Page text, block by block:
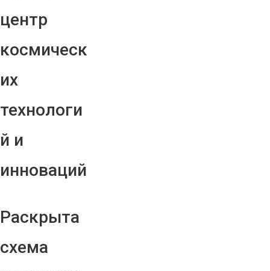
центр
космическ
их
технологи
й и
инноваций
Раскрыта
схема